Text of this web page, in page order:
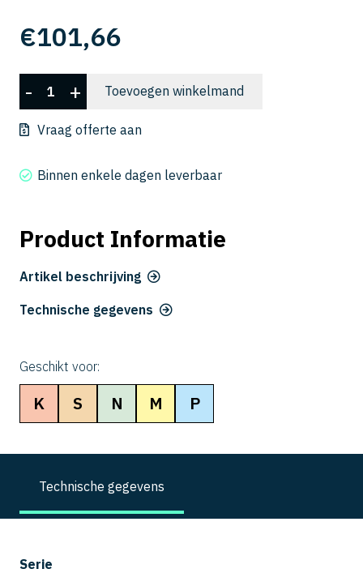
€101,66
CSELB
2002-
0175
- + Toevoegen winkelmand
Vraag offerte aan
Binnen enkele dagen leverbaar
Product Informatie
Artikel beschrijving
Technische gegevens
Geschikt voor:
K S N M P
Technische gegevens
Serie